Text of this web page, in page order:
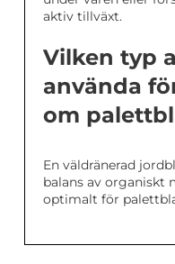
aktiv tillväxt.
Vilken typ
använda
om
En väldränerad
balans av organiskt
optimalt för